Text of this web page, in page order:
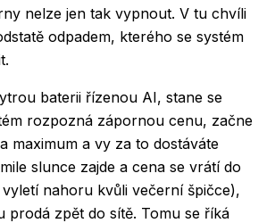
nelze jen tak vypnout. V tu chvíli
odpadem, kterého se systém
baterii řízenou AI, stane se
rozpozná zápornou cenu, začne
maximum a vy za to dostáváte
slunce zajde a cena se vrátí do
nahoru kvůli večerní špičce),
prodá zpět do sítě. Tomu se říká